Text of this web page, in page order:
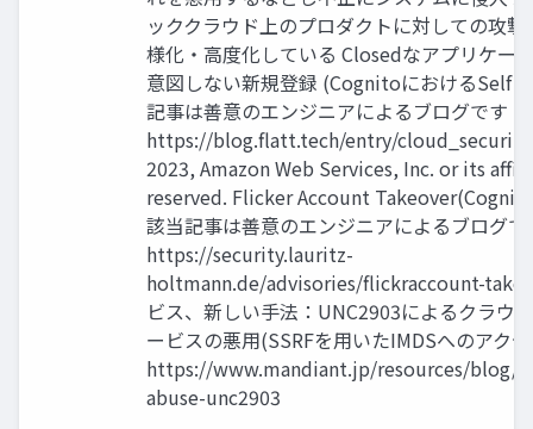
ッククラウド上のプロダクトに対しての攻
様化・高度化している Closedなアプリケー
意図しない新規登録 (CognitoにおけるSelf
記事は善意のエンジニアによるブログです
https://blog.flatt.tech/entry/
2023, Amazon Web Services, Inc. or its
reserved. Flicker Account
該当記事は善意のエンジニアによるブログで
https://security.lauritz-
holtmann.de/advisories/flickraccount-
ビス、新しい手法：UNC2903によるクラウ
ービスの悪用(SSRFを用いたIMDSへのアク
https://www.mandiant.jp/resources/blog/
abuse-unc2903